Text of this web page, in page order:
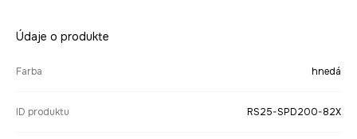
Údaje o produkte
Farba hnedá
ID produktu RS25-SPD200-82X